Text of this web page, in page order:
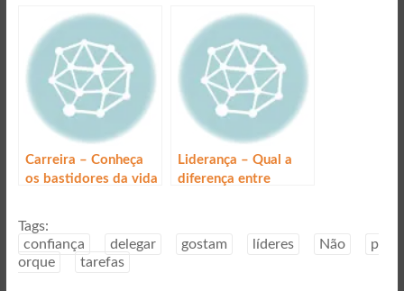
Carreira – Conheça
os bastidores da vida
Liderança – Qual a
diferença entre
Tags:
confiança
delegar gostam líderes Não
p
orque
tarefas